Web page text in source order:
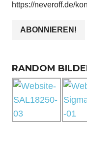
https://neveroff.de/
RANDOM